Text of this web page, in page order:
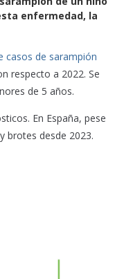
enfermedad, la
casos de sarampión
respecto a 2022. Se
de 5 años.
En España, pese
brotes desde 2023.